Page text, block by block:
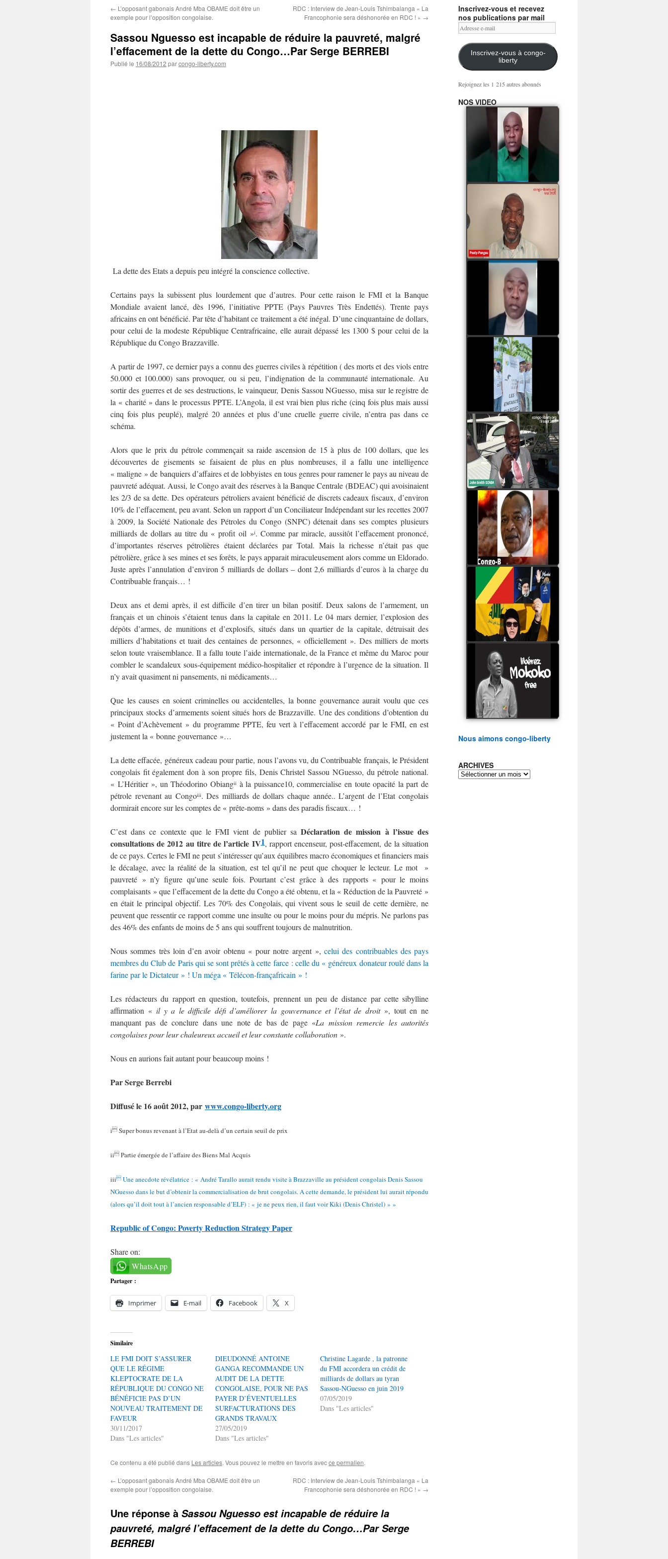
← L’opposant gabonais André Mba OBAME doit être un
exemple pour l’opposition congolaise.
RDC : Interview de Jean-Louis Tshimbalanga « La
Francophonie sera déshonorée en RDC ! » →
Sassou Nguesso est incapable de réduire la pauvreté, malgré
l’effacement de la dette du Congo…Par Serge BERREBI
Publié le 16/08/2012 parcongo-liberty.com
La dette des Etats a depuis peu intégré la conscience collective.
Certains pays la subissent plus lourdement que d’autres. Pour cette raison le FMI et la Banque
Mondiale avaient lancé, dès 1996, l’initiative PPTE (Pays Pauvres Très Endettés). Trente pays
africains en ont bénéficié. Par tête d’habitant ce traitement a été inégal. D’une cinquantaine de dollars,
pour celui de la modeste République Centrafricaine, elle aurait dépassé les 1300 $ pour celui de la
République du Congo Brazzaville.
A partir de 1997, ce dernier pays a connu des guerres civiles à répétition ( des morts et des viols entre
50.000 et 100.000) sans provoquer, ou si peu, l’indignation de la communauté internationale. Au
sortir des guerres et de ses destructions, le vainqueur, Denis Sassou NGuesso, misa sur le registre de
la « charité » dans le processus PPTE. L’Angola, il est vrai bien plus riche (cinq fois plus mais aussi
cinq fois plus peuplé), malgré 20 années et plus d’une cruelle guerre civile, n’entra pas dans ce
schéma.
Alors que le prix du pétrole commençait sa raide ascension de 15 à plus de 100 dollars, que les
découvertes de gisements se faisaient de plus en plus nombreuses, il a fallu une intelligence
« maligne » de banquiers d’affaires et de lobbyistes en tous genres pour ramener le pays au niveau de
pauvreté adéquat. Aussi, le Congo avait des réserves à la Banque Centrale (BDEAC) qui avoisinaient
les 2/3 de sa dette. Des opérateurs pétroliers avaient bénéficié de discrets cadeaux fiscaux, d’environ
10% de l’effacement, peu avant. Selon un rapport d’un Conciliateur Indépendant sur les recettes 2007
à 2009, la Société Nationale des Pétroles du Congo (SNPC) détenait dans ses comptes plusieurs
milliards de dollars au titre du « profit oil »i. Comme par miracle, aussitôt l’effacement prononcé,
d’importantes réserves pétrolières étaient déclarées par Total. Mais la richesse n’était pas que
pétrolière, grâce à ses mines et ses forêts, le pays apparait miraculeusement alors comme un Eldorado.
Juste après l’annulation d’environ 5 milliards de dollars – dont 2,6 milliards d’euros à la charge du
Contribuable français… !
Deux ans et demi après, il est difficile d’en tirer un bilan positif. Deux salons de l’armement, un
français et un chinois s’étaient tenus dans la capitale en 2011. Le 04 mars dernier, l’explosion des
dépôts d’armes, de munitions et d’explosifs, situés dans un quartier de la capitale, détruisait des
milliers d’habitations et tuait des centaines de personnes, « officiellement ». Des milliers de morts
selon toute vraisemblance. Il a fallu toute l’aide internationale, de la France et même du Maroc pour
combler le scandaleux sous-équipement médico-hospitalier et répondre à l’urgence de la situation. Il
n’y avait quasiment ni pansements, ni médicaments…
Que les causes en soient criminelles ou accidentelles, la bonne gouvernance aurait voulu que ces
principaux stocks d’armements soient situés hors de Brazzaville. Une des conditions d’obtention du
« Point d’Achèvement » du programme PPTE, feu vert à l’effacement accordé par le FMI, en est
justement la « bonne gouvernance »…
La dette effacée, généreux cadeau pour partie, nous l’avons vu, du Contribuable français, le Président
congolais fit également don à son propre fils, Denis Christel Sassou NGuesso, du pétrole national.
« L’Héritier », un Théodorino Obiangii à la puissance10, commercialise en toute opacité la part de
pétrole revenant au Congoiii. Des milliards de dollars chaque année.. L’argent de l’Etat congolais
dormirait encore sur les comptes de « prête-noms » dans des paradis fiscaux… !
C’est dans ce contexte que le FMI vient de publier saDéclaration de mission à l’issue des
consultations de 2012 au titre de l’article IV1, rapport encenseur, post-effacement, de la situation
de ce pays. Certes le FMI ne peut s’intéresser qu’aux équilibres macro économiques et financiers mais
le décalage, avec la réalité de la situation, est tel qu’il ne peut que choquer le lecteur. Le mot »
pauvreté » n’y figure qu’une seule fois. Pourtant c’est grâce à des rapports « pour le moins
complaisants » que l’effacement de la dette du Congo a été obtenu, et la « Réduction de la Pauvreté »
en était le principal objectif. Les 70% des Congolais, qui vivent sous le seuil de cette dernière, ne
peuvent que ressentir ce rapport comme une insulte ou pour le moins pour du mépris. Ne parlons pas
des 46% des enfants de moins de 5 ans qui souffrent toujours de malnutrition.
Nous sommes très loin d’en avoir obtenu « pour notre argent », celui des contribuables des pays
membres du Club de Paris qui se sont prêtés à cette farce : celle du « généreux donateur roulé dans la
farine par le Dictateur » ! Un méga « Télécon-françafricain » !
Les rédacteurs du rapport en question, toutefois, prennent un peu de distance par cette sibylline
affirmation «il y a le difficile défi d’améliorer la gouvernance et l’état de droit», tout en ne
manquant pas de conclure dans une note de bas de page «La mission remercie les autorités
congolaises pour leur chaleureux accueil et leur constante collaboration ».
Nous en aurions fait autant pour beaucoup moins !
Par Serge Berrebi
Diffusé le 16 août 2012, par www.congo-liberty.org
i Super bonus revenant à l’Etat au-delà d’un certain seuil de prix
ii Partie émergée de l’affaire des Biens Mal Acquis
iii Une anecdote révélatrice : « André Tarallo aurait rendu visite à Brazzaville au président congolais Denis Sassou
NGuesso dans le but d’obtenir la commercialisation de brut congolais. A cette demande, le président lui aurait répondu
(alors qu’il doit tout à l’ancien responsable d’ELF) : « je ne peux rien, il faut voir Kiki (Denis Christel) » »
Republic of Congo: Poverty Reduction Strategy Paper
Share on:
WhatsApp
Partager :
Imprimer E-mail Facebook X
Similaire
LE FMI DOIT S’ASSURER
QUE LE RÉGIME
KLEPTOCRATE DE LA
RÉPUBLIQUE DU CONGO NE
BÉNÉFICIE PAS D’UN
NOUVEAU TRAITEMENT DE
FAVEUR
30/11/2017
Dans "Les articles"
DIEUDONNÉ ANTOINE
GANGA RECOMMANDE UN
AUDIT DE LA DETTE
CONGOLAISE, POUR NE PAS
PAYER D’ÉVENTUELLES
SURFACTURATIONS DES
GRANDS TRAVAUX
27/05/2019
Dans "Les articles"
Christine Lagarde , la patronne
du FMI accordera un crédit de
milliards de dollars au tyran
Sassou-NGuesso en juin 2019
07/05/2019
Dans "Les articles"
Ce contenu a été publié dans Les articles. Vous pouvez le mettre en favoris avecce permalien.
← L’opposant gabonais André Mba OBAME doit être un
exemple pour l’opposition congolaise.
RDC : Interview de Jean-Louis Tshimbalanga « La
Francophonie sera déshonorée en RDC ! » →
Une réponse à Sassou Nguesso est incapable de réduire la
pauvreté, malgré l’effacement de la dette du Congo…Par Serge
BERREBI
Inscrivez-vous et recevez
nos publications par mail
Adresse
e-
mail
Inscrivez-vous à congo-
liberty
Rejoignez les 1 215 autres abonnés
NOS VIDEO
Mingwa BIANGO : Ni
les mercenaires russes,
ni la garde présidentielle
ne mourront pour
Sassou Denis
watch video
POATY PANGOU
parle de la coquille vide
Collinet Makosso, des
assassinats des jeunes
par Serge OBOA
watch video
Sassou Nguesso est
revenu au pouvoir par
les armes, il ne quittera
le pouvoir que par la
force
watch video
watch video
John Binith Dzaba
s'exprime sur le voyage
de Rodrigue Malanda
Samba à Paris
watch video
Poaty Pangou La
Conférence des ethnies
est la seule solution pour
éviter la scission du
Congo B
watch video
Les liaisons dangereuses
du clan Sassou Nguesso
avec le Hezbollah
watch video
Le Général Mokoko est
l'unique légitimité
présidentielle du peuple
congolais
watch video
Nous aimons congo-liberty
ARCHIVES
ARCHIVES